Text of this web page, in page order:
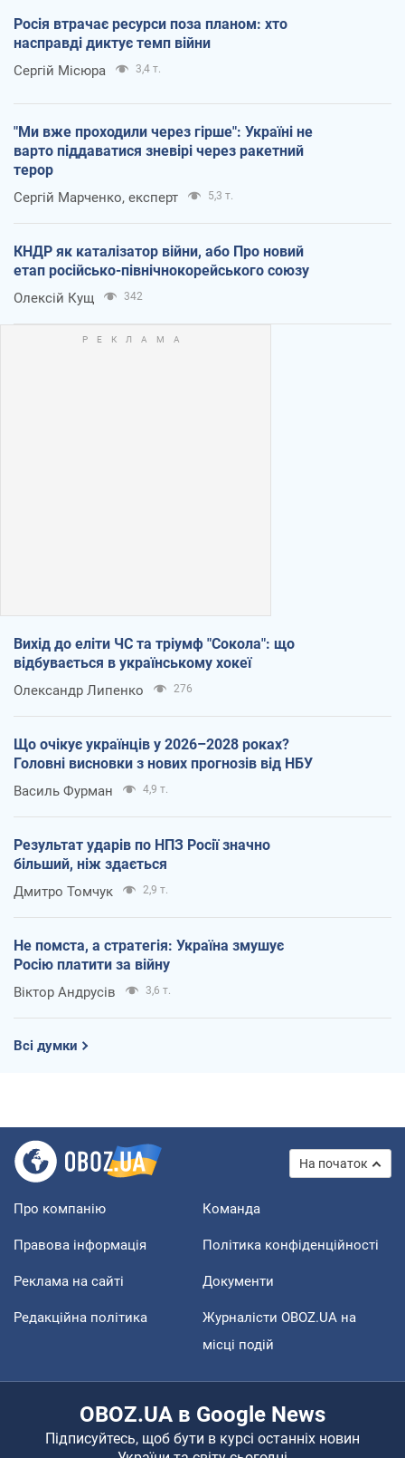
Росія втрачає ресурси поза планом: хто
насправді диктує темп війни
Сергій Місюра 3,4 т.
"Ми вже проходили через гірше": Україні не
варто піддаватися зневірі через ракетний
терор
Сергій Марченко, експерт 5,3 т.
КНДР як каталізатор війни, або Про новий
етап російсько-північнокорейського союзу
Олексій Кущ 342
Вихід до еліти ЧС та тріумф "Сокола": що
відбувається в українському хокеї
Олександр Липенко 276
Що очікує українців у 2026–2028 роках?
Головні висновки з нових прогнозів від НБУ
Василь Фурман 4,9 т.
Результат ударів по НПЗ Росії значно
більший, ніж здається
Дмитро Томчук 2,9 т.
Не помста, а стратегія: Україна змушує
Росію платити за війну
Віктор Андрусів 3,6 т.
Всі думки
На початок
Про компанію Команда
Правова інформація Політика конфіденційності
Реклама на сайті Документи
Редакційна політика
Журналісти OBOZ.UA на
місці подій
OBOZ.UA в Google News
Підписуйтесь, щоб бути в курсі останніх новин